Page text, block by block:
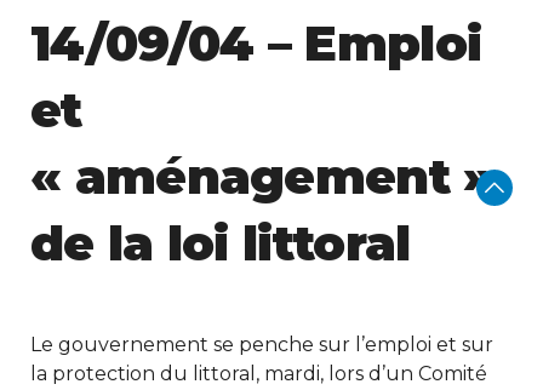
14/09/04 – Emploi
et
« aménagement »
de la loi littoral
Le gouvernement se penche sur l’emploi et sur
la protection du littoral, mardi, lors d’un Comité